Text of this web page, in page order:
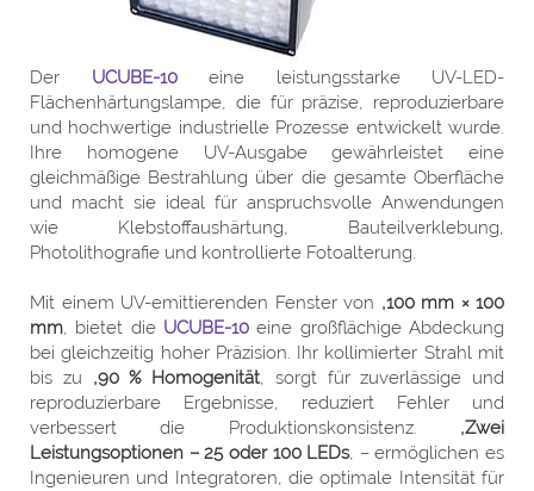
Der UCUBE-10eine leistungsstarke UV-LED-
Flächenhärtungslampe, die für präzise, reproduzierbare
und hochwertige industrielle Prozesse entwickelt wurde.
Ihre homogene UV-Ausgabe gewährleistet eine
gleichmäßige Bestrahlung über die gesamte Oberfläche
und macht sie ideal für anspruchsvolle Anwendungen
wie Klebstoffaushärtung, Bauteilverklebung,
Photolithografie und kontrollierte Fotoalterung.
Mit einem UV-emittierenden Fenster von ,100 mm × 100
mm, bietet die UCUBE-10 eine großflächige Abdeckung
bei gleichzeitig hoher Präzision. Ihr kollimierter Strahl mit
bis zu ,90 % Homogenität, sorgt für zuverlässige und
reproduzierbare Ergebnisse, reduziert Fehler und
verbessert die Produktionskonsistenz. ,Zwei
Leistungsoptionen – 25 oder 100 LEDs, – ermöglichen es
Ingenieuren und Integratoren, die optimale Intensität für